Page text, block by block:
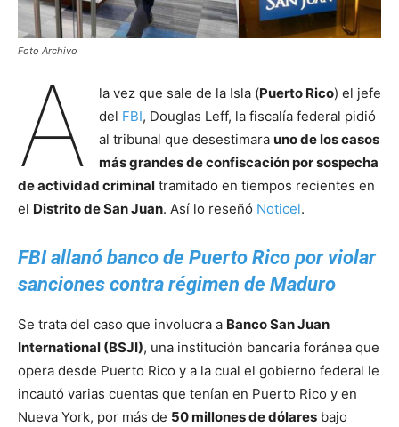
Foto Archivo
A la vez que sale de la Isla (Puerto Rico) el jefe
del FBI, Douglas Leff, la fiscalía federal pidió
al tribunal que desestimara uno de los casos
más grandes de confiscación por sospecha
de actividad criminal tramitado en tiempos recientes en
el Distrito de San Juan. Así lo reseñó Noticel.
FBI allanó banco de Puerto Rico por violar
sanciones contra régimen de Maduro
Se trata del caso que involucra a Banco San Juan
International (BSJI), una institución bancaria foránea que
opera desde Puerto Rico y a la cual el gobierno federal le
incautó varias cuentas que tenían en Puerto Rico y en
Nueva York, por más de 50 millones de dólares bajo